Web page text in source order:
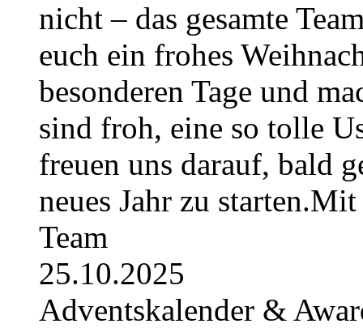
nicht – das gesamte
euch ein frohes
besonderen Tage und
sind froh, eine so tolle
freuen uns darauf, bald
neues Jahr zu
Team
25.10.2025
Adventskalender &